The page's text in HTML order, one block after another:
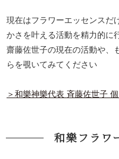
現在はフラワーエッセンスだ
かさを叶える活動を精力的に
齋藤佐世子の現在の活動や、
らを覗いてみてください
＞和樂神樂代表 斉藤佐世子
和樂フラワ